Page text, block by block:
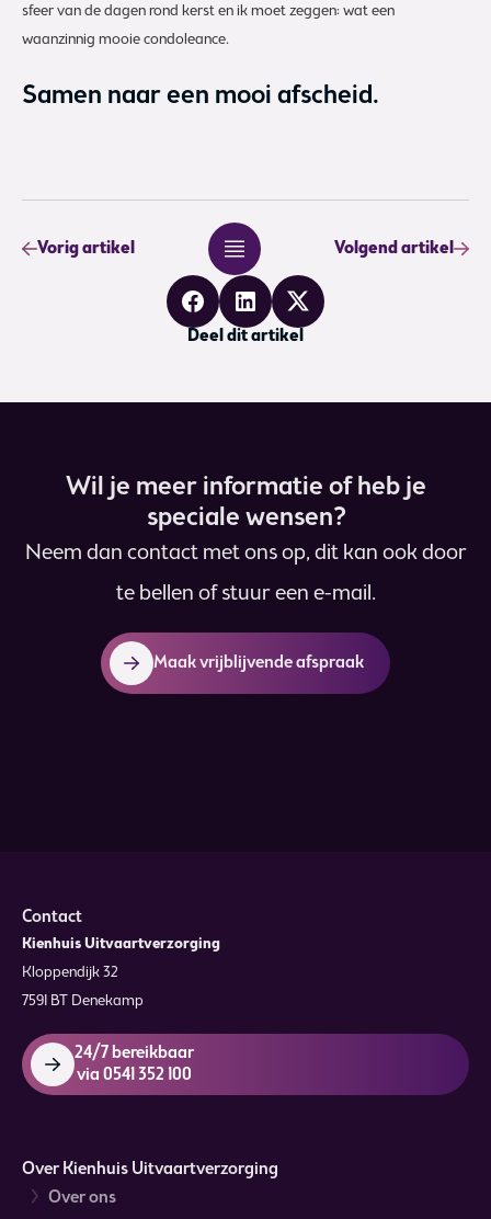
sfeer van de dagen rond kerst en ik moet zeggen: wat een
waanzinnig mooie condoleance.
Samen naar een mooi afscheid.
Vorig artikel
Vorig artikel Volgend artikel
Volgend artikel
Deel dit artikel
Wil je meer informatie of heb je
speciale wensen?
Neem dan contact met ons op, dit kan ook door
te bellen of stuur een e-mail.
Maak vrijblijvende afspraak
Contact
Kienhuis Uitvaartverzorging
Kloppendijk 32
7591 BT Denekamp
24/7 bereikbaar
via 0541 352 100
Over Kienhuis Uitvaartverzorging
Over ons